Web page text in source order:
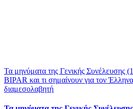
Τα μηνύματα της Γενικής Συνέλευσης
BIPAR και τι σημαίνουν για τον
διαμεσολαβητή